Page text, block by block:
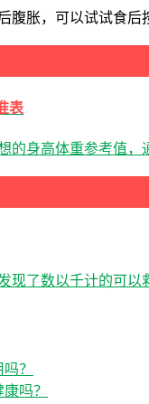
腹胀，可以试试食
表
的身高体重参考值
现了数以千计的可
？
吗？